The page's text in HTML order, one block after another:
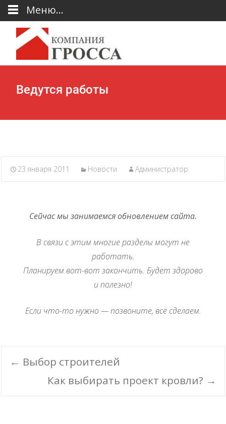
Ведутся работы
23 января 2011 Новости Администратор
Сейчас мы занимаемся обновлением сайта.
В связи с этим многие разделы могут не
работать.
Планируем вот-вот закончить. Будет здорово
и полезно!
Если что-то нужно — позвоните, всё сделаем.
Post
navigation
← Выбор строителей
Как выбирать проект кровли? →
Меню...